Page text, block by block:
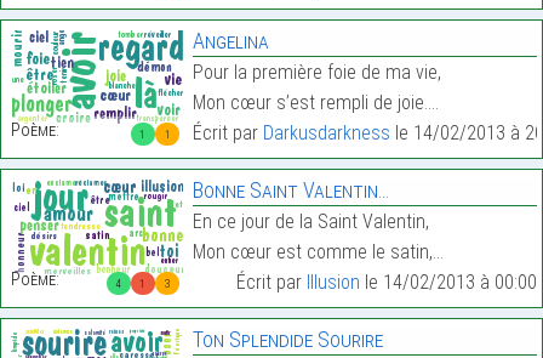
1 1
Poème:
Angelina
Pour la première foie de ma vie,
Mon cœur s’est rempli de joie.…
Écrit par Darkusdarkness le 14/02/2013 à
4 1 3
Poème:
Bonne Saint Valentin…
En ce jour de la Saint Valentin,
Mon cœur est comme le satin,…
Écrit par Illusion le 14/02/2013 à 00:00
Ton Splendide Sourire